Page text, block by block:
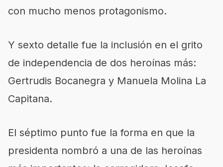
con mucho menos protagonismo.
Y sexto detalle fue la inclusión en el grito
de independencia de dos heroínas más:
Gertrudis Bocanegra y Manuela Molina La
Capitana.
El séptimo punto fue la forma en que la
presidenta nombró a una de las heroínas